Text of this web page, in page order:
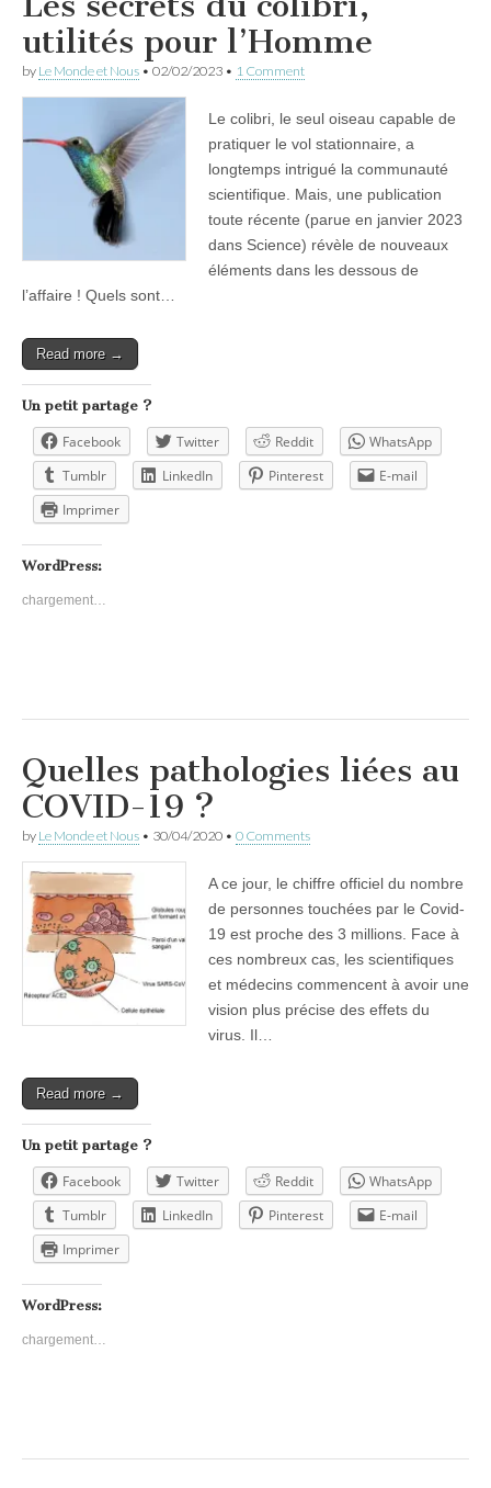
utilités pour l’Homme
by Le Monde et Nous • 02/02/2023 • 1 Comment
Le colibri, le seul oiseau capable de
pratiquer le vol stationnaire, a
longtemps intrigué la communauté
scientifique. Mais, une publication
toute récente (parue en janvier 2023
dans Science) révèle de nouveaux
éléments dans les dessous de
l’affaire ! Quels sont…
Read more →
Un petit partage ?
Facebook Twitter Reddit
WhatsApp
Tumblr
LinkedIn Pinterest
E-mail
Imprimer
WordPress:
chargement…
Quelles pathologies liées au
COVID-19 ?
by Le Monde et Nous • 30/04/2020 • 0 Comments
A ce jour, le chiffre officiel du nombre
de personnes touchées par le Covid-
19 est proche des 3 millions. Face à
ces nombreux cas, les scientifiques
et médecins commencent à avoir une
vision plus précise des effets du
virus. Il…
Read more →
Un petit partage ?
Facebook Twitter Reddit
WhatsApp
Tumblr
LinkedIn Pinterest
E-mail
Imprimer
WordPress:
chargement…